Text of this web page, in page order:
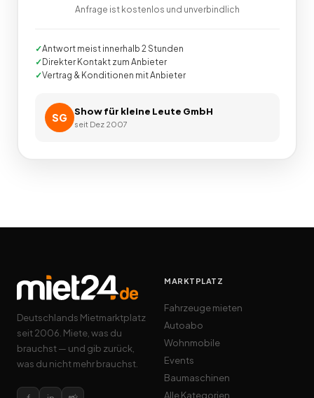
Anfrage ist kostenlos und unverbindlich
Antwort meist innerhalb 2 Stunden
Direkter Kontakt zum Anbieter
Vertrag & Konditionen mit Anbieter
SG
Show für kleine Leute GmbH
seit Dez 2007
Deutschlands Mietmarktplatz
seit 2006. Miete, was du
brauchst — und gib zurück,
was du nicht mehr brauchst.
MARKTPLATZ
Fahrzeuge mieten
Autoabo
Wohnmobile
Events
Baumaschinen
Alle Kategorien